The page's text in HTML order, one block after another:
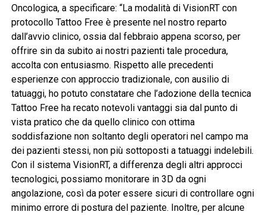
Oncologica, a specificare: “La modalità di VisionRT con
protocollo Tattoo Free è presente nel nostro reparto
dall’avvio clinico, ossia dal febbraio appena scorso, per
offrire sin da subito ai nostri pazienti tale procedura,
accolta con entusiasmo. Rispetto alle precedenti
esperienze con approccio tradizionale, con ausilio di
tatuaggi, ho potuto constatare che l’adozione della tecnica
Tattoo Free ha recato notevoli vantaggi sia dal punto di
vista pratico che da quello clinico con ottima
soddisfazione non soltanto degli operatori nel campo ma
dei pazienti stessi, non più sottoposti a tatuaggi indelebili.
Con il sistema VisionRT, a differenza degli altri approcci
tecnologici, possiamo monitorare in 3D da ogni
angolazione, così da poter essere sicuri di controllare ogni
minimo errore di postura del paziente. Inoltre, per alcune